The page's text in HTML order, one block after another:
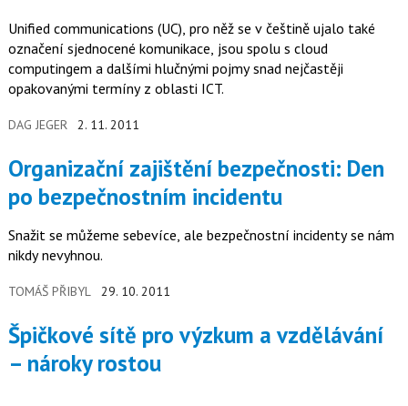
Unified communications (UC), pro něž se v češtině ujalo také
označení sjednocené komunikace, jsou spolu s cloud
computingem a dalšími hlučnými pojmy snad nejčastěji
opakovanými termíny z oblasti ICT.
DAG JEGER 2. 11. 2011
Organizační zajištění bezpečnosti: Den
po bezpečnostním incidentu
Snažit se můžeme sebevíce, ale bezpečnostní incidenty se nám
nikdy nevyhnou.
TOMÁŠ PŘIBYL 29. 10. 2011
Špičkové sítě pro výzkum a vzdělávání
– nároky rostou